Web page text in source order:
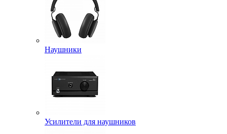
Наушники
Усилители для наушников